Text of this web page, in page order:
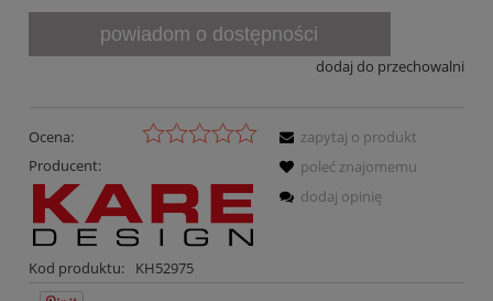
powiadom o dostępności
dodaj do przechowalni
Ocena:
Producent:
Kod produktu: KH52975
zapytaj o produkt
poleć znajomemu
dodaj opinię